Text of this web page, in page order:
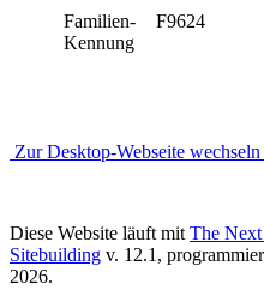
Familien-
Kennung
F9624
Zur Desktop-Webseite wechseln
Diese Website läuft mit The
Sitebuilding v. 12.1,
2026.